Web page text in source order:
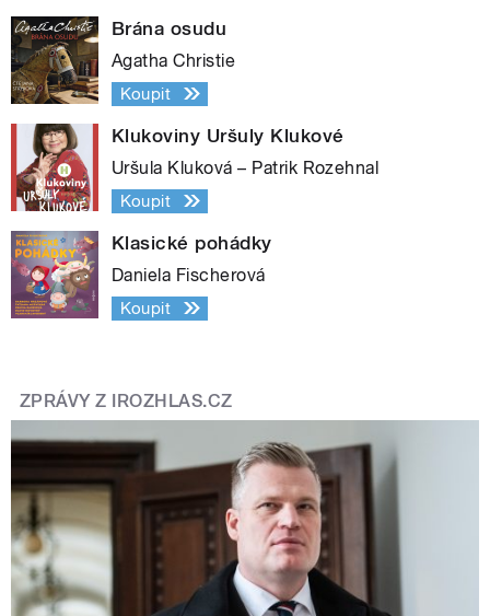
Brána osudu
Agatha Christie
Koupit
Klukoviny Uršuly Klukové
Uršula Kluková – Patrik Rozehnal
Koupit
Klasické pohádky
Daniela Fischerová
Koupit
ZPRÁVY Z IROZHLAS.CZ